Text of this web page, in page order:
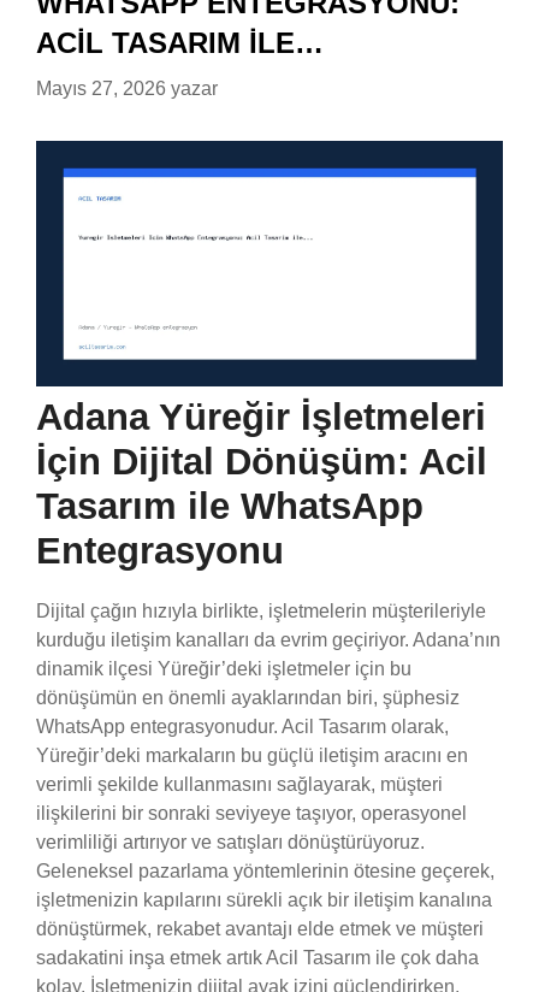
ACIL TASARIM ILE…
Mayıs 27, 2026 yazar
Adana Yüreğir İşletmeleri
İçin Dijital Dönüşüm: Acil
Tasarım ile WhatsApp
Entegrasyonu
Dijital çağın hızıyla birlikte, işletmelerin müşterileriyle
kurduğu iletişim kanalları da evrim geçiriyor. Adana’nın
dinamik ilçesi Yüreğir’deki işletmeler için bu
dönüşümün en önemli ayaklarından biri, şüphesiz
WhatsApp entegrasyonudur. Acil Tasarım olarak,
Yüreğir’deki markaların bu güçlü iletişim aracını en
verimli şekilde kullanmasını sağlayarak, müşteri
ilişkilerini bir sonraki seviyeye taşıyor, operasyonel
verimliliği artırıyor ve satışları dönüştürüyoruz.
Geleneksel pazarlama yöntemlerinin ötesine geçerek,
işletmenizin kapılarını sürekli açık bir iletişim kanalına
dönüştürmek, rekabet avantajı elde etmek ve müşteri
sadakatini inşa etmek artık Acil Tasarım ile çok daha
kolay. İşletmenizin dijital ayak izini güçlendirirken,